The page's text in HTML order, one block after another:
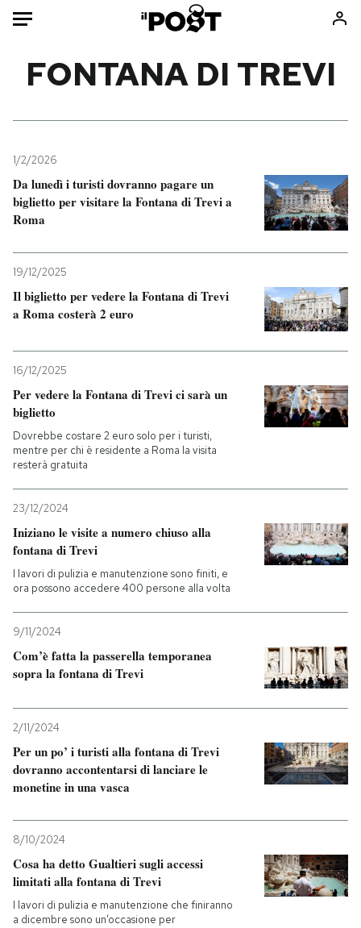
Mondo
Politica
Tecnologia
Scienza
Cultura
Economia
Sport
Consumismi
Storie/Idee
Ok Boomer!
Media
Altrecose
Mondiali calcio 2026
PODCAST
NEWSLETTER
SHOP
AREA PERSONALE
FONTANA DI TREVI
1/2/2026
Da lunedì i turisti dovranno pagare un
biglietto per visitare la Fontana di Trevi a
Roma
19/12/2025
Il biglietto per vedere la Fontana di Trevi
a Roma costerà 2 euro
16/12/2025
Per vedere la Fontana di Trevi ci sarà un
biglietto
Dovrebbe costare 2 euro solo per i turisti,
mentre per chi è residente a Roma la visita
resterà gratuita
23/12/2024
Iniziano le visite a numero chiuso alla
fontana di Trevi
I lavori di pulizia e manutenzione sono finiti, e
ora possono accedere 400 persone alla volta
9/11/2024
Com’è fatta la passerella temporanea
sopra la fontana di Trevi
2/11/2024
Per un po’ i turisti alla fontana di Trevi
dovranno accontentarsi di lanciare le
monetine in una vasca
8/10/2024
Cosa ha detto Gualtieri sugli accessi
limitati alla fontana di Trevi
I lavori di pulizia e manutenzione che finiranno
a dicembre sono un’occasione per